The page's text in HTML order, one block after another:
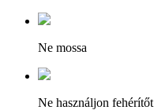
Ne mossa
Ne használjon fehérítőt